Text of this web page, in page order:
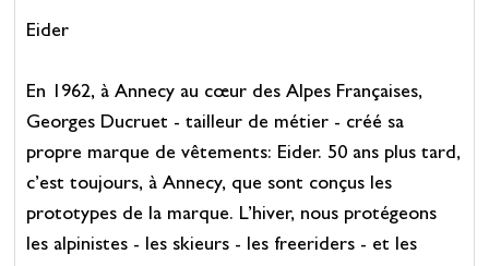
Eider
En 1962, à Annecy au cœur des Alpes Françaises,
Georges Ducruet - tailleur de métier - créé sa
propre marque de vêtements: Eider. 50 ans plus tard,
c’est toujours, à Annecy, que sont conçus les
prototypes de la marque. L’hiver, nous protégeons
les alpinistes - les skieurs - les freeriders - et les